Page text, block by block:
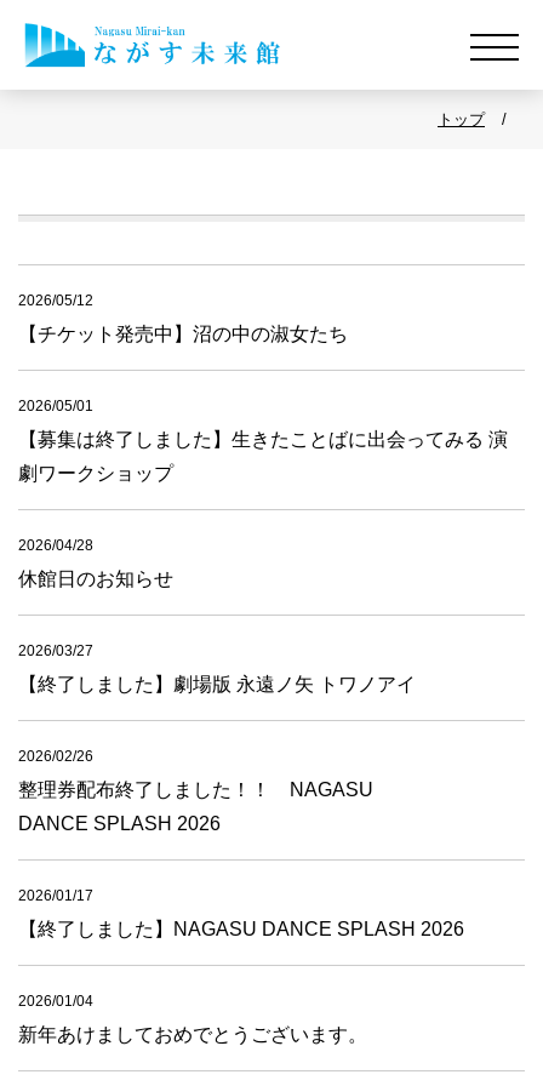
トップ
2026/05/12
【チケット発売中】沼の中の淑女たち
2026/05/01
【募集は終了しました】生きたことばに出会ってみる 演
劇ワークショップ
2026/04/28
休館日のお知らせ
2026/03/27
【終了しました】劇場版 永遠ノ矢 トワノアイ
2026/02/26
整理券配布終了しました！！ NAGASU
DANCE SPLASH 2026
2026/01/17
【終了しました】NAGASU DANCE SPLASH 2026
2026/01/04
新年あけましておめでとうございます。